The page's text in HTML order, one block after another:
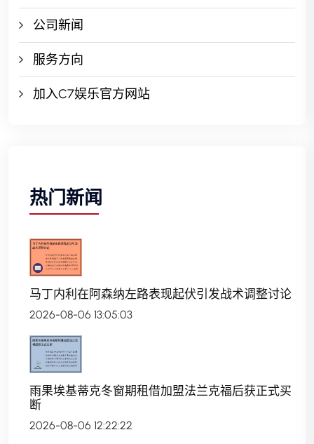
公司新闻
服务方向
加入C7娱乐官方网站
热门新闻
马丁内利在阿森纳左路表现起伏引发战术调整讨论
2026-08-06 13:05:03
雨果埃基蒂克冬窗期租借加盟法兰克福后获正式买
断
2026-08-06 12:22:22